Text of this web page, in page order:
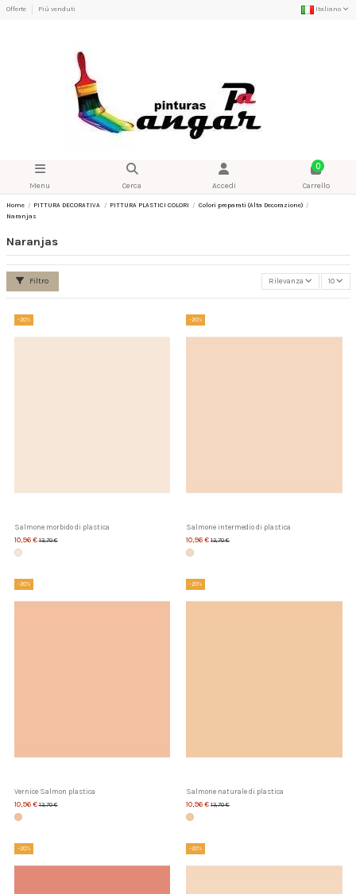
Offerte Più venduti Italiano
Menu Cerca Accedi
0
Carrello
Home PITTURA DECORATIVA PITTURA PLASTICI COLORI
Colori preparati (Alta Decorazione)
Naranjas
Naranjas
Filtro Rilevanza 10
-20%
Salmone morbido di plastica
10,96 €13,70 €
-20%
Salmone intermedio di plastica
10,96 € 13,70 €
-20%
Vernice Salmon plastica
10,96 €13,70 €
-20%
Salmone naturale di plastica
10,96 € 13,70 €
-20% -20%